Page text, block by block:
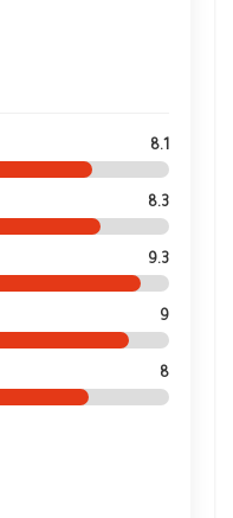
8.1
8.3
9.3
9
8